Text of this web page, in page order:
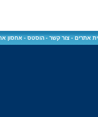
אתרים -צור קשר -הוסטס - אחסון